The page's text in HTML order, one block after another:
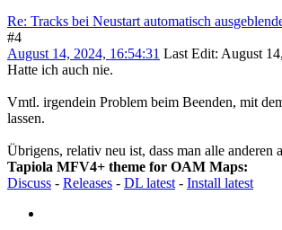
Re: Tracks bei Neustart automatisch
#4
August 14, 2024, 16:54:31 Last Edit: August
Hatte ich auch nie.
Vmtl. irgendein Problem beim Beenden, mit
lassen.
Übrigens, relativ neu ist, dass man alle anderen
Tapiola MFV4+ theme for OAM Maps:
Discuss - Releases - DL latest - Install latest